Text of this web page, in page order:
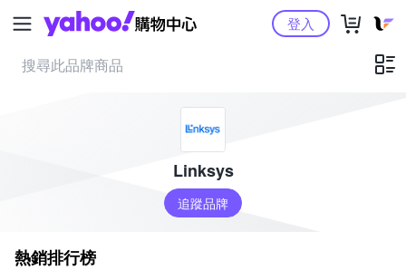
Yahoo購物中心登入
Linksys
追蹤品牌
熱銷排行榜